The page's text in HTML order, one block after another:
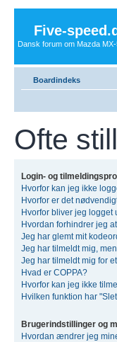
Five-
Dansk forum om Mazda
Boardindeks
Ofte
Login- og
Hvorfor kan jeg ikke
Hvorfor er det
Hvorfor bliver jeg logget
Hvordan forhindrer jeg
Jeg har glemt mit
Jeg har tilmeldt mig,
Jeg har tilmeldt mig for
Hvad er COPPA?
Hvorfor kan jeg ikke
Hvilken funktion har
Brugerindstillinger og
Hvordan ændrer jeg